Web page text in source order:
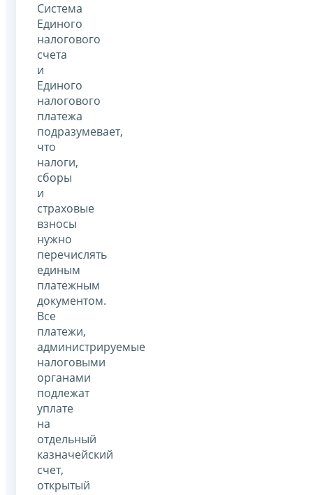
Система
Единого
налогового
счета
и
Единого
налогового
платежа
подразумевает,
что
налоги,
сборы
и
страховые
взносы
нужно
перечислять
единым
платежным
документом.
Все
платежи,
администрируемые
налоговыми
органами
подлежат
уплате
на
отдельный
казначейский
счет,
открытый